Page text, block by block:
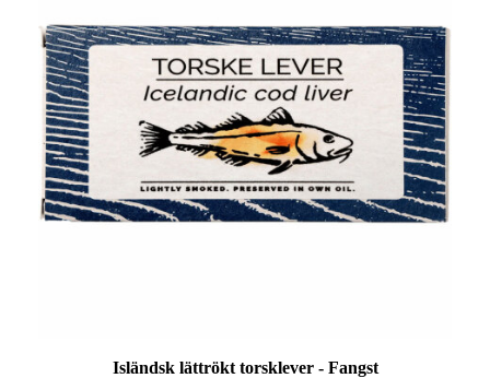
Isländsk lättrökt torsklever - Fangst